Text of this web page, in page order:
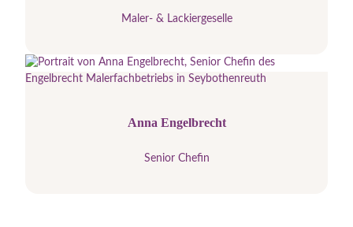
Maler- & Lackiergeselle
Anna Engelbrecht
Senior Chefin